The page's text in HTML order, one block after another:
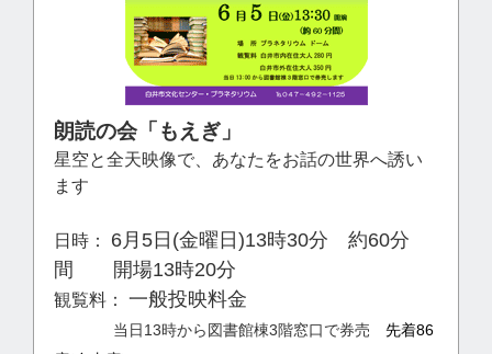
朗読の会「もえぎ」
星空と全天映像で、あなたをお話の世界へ誘い
ます
日時： 6月5日(金曜日)13時30分 約60分
間 開場13時20分
観覧料： 一般投映料金
当日13時から図書館棟3階窓口で券売 先着86